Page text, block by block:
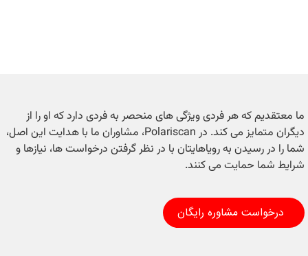
ما معتقدیم که هر فردی ویژگی های منحصر به فردی دارد که او را از
دیگران متمایز می کند. در Polariscan، مشاوران ما با هدایت این اصل،
شما را در رسیدن به رویاهایتان با در نظر گرفتن درخواست ها، نیازها و
شرایط شما حمایت می کنند.
درخواست مشاوره رایگان